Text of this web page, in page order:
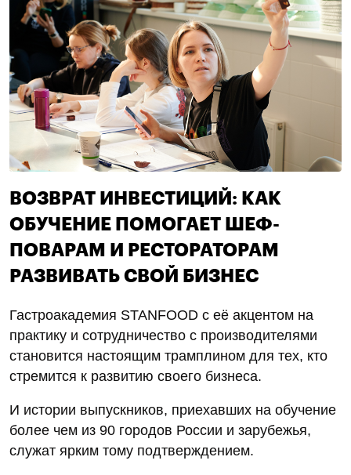
ВОЗВРАТ ИНВЕСТИЦИЙ: КАК
ОБУЧЕНИЕ ПОМОГАЕТ ШЕФ-
ПОВАРАМ И РЕСТОРАТОРАМ
РАЗВИВАТЬ СВОЙ БИЗНЕС
Гастроакадемия STANFOOD с её акцентом на
практику и сотрудничество с производителями
становится настоящим трамплином для тех, кто
стремится к развитию своего бизнеса.
И истории выпускников, приехавших на обучение
более чем из 90 городов России и зарубежья,
служат ярким тому подтверждением.